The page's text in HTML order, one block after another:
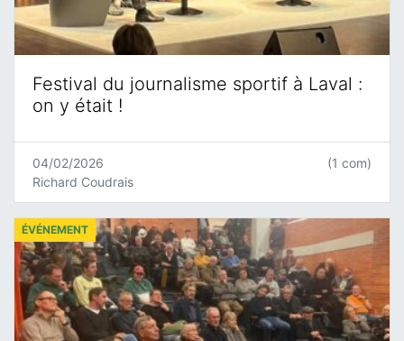
Festival du journalisme sportif à Laval :
on y était !
04/02/2026
Richard Coudrais
(1 com)
ÉVÉNEMENT